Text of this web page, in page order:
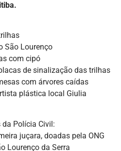
São Lourenço
com cipó
de sinalização das trilhas
com árvores caídas
plástica local Giulia
Polícia Civil:
juçara, doadas pela ONG
Lourenço da Serra